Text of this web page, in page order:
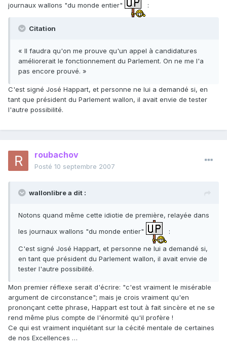
journaux wallons "du monde entier"
:
Citation
« Il faudra qu'on me prouve qu'un appel à candidatures
améliorerait le fonctionnement du Parlement. On ne me l'a
pas encore prouvé. »
C'est signé José Happart, et personne ne lui a demandé si, en
tant que président du Parlement wallon, il avait envie de tester
l'autre possibilité.
roubachov
Posté 10 septembre 2007
wallonlibre a dit :
Notons quand même cette idiotie de première, relayée dans
les journaux wallons "du monde entier"
:
C'est signé José Happart, et personne ne lui a demandé si,
en tant que président du Parlement wallon, il avait envie de
tester l'autre possibilité.
Mon premier réflexe serait d'écrire: "c'est vraiment le misérable
argument de circonstance"; mais je crois vraiment qu'en
prononçant cette phrase, Happart est tout à fait sincère et ne se
rend même plus compte de l'énormité qu'il profère !
Ce qui est vraiment inquiétant sur la cécité mentale de certaines
de nos Excellences …